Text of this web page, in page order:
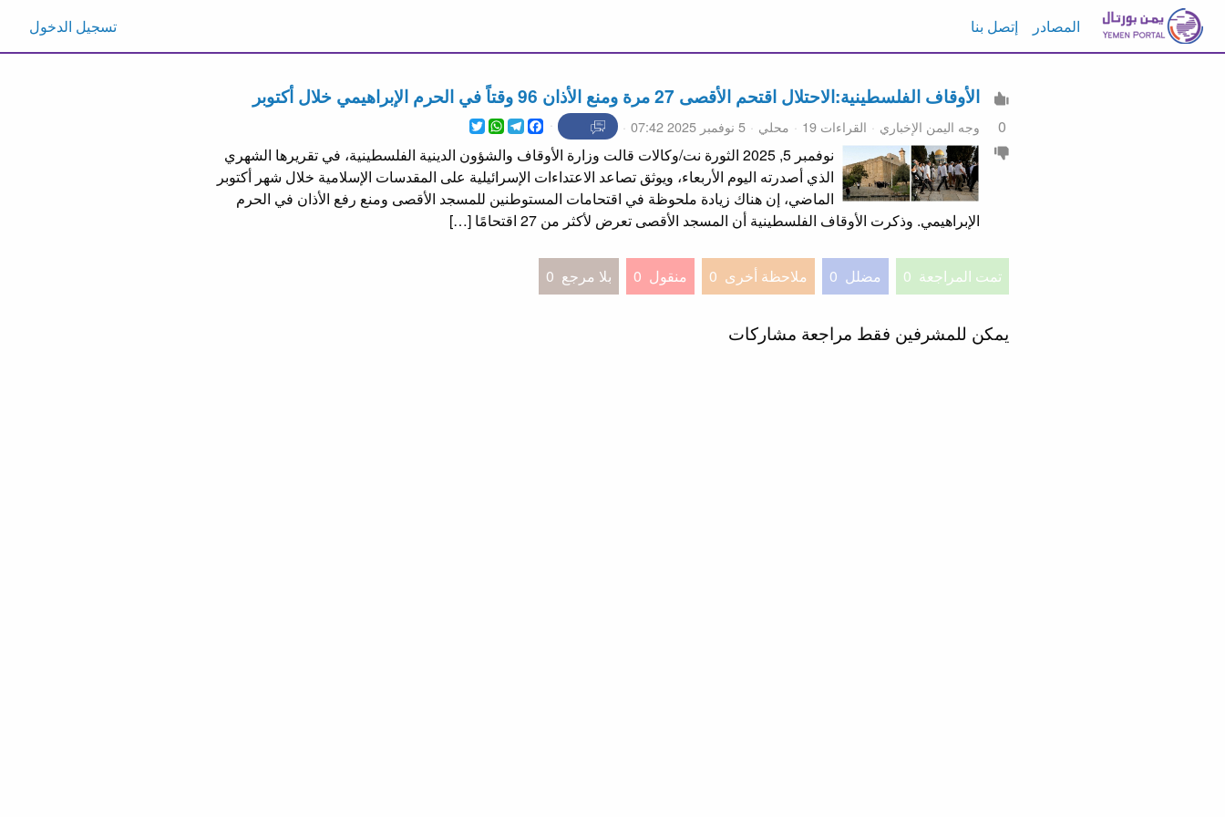
المصادر إتصل بنا تسجيل الدخول
0
الأوقاف الفلسطينية:الاحتلال اقتحم الأقصى 27 مرة ومنع الأذان 96 وقتاً في الحرم الإبراهيمي خلال أكتوبر
وجه اليمن الإخباري القراءات 19 محلي 5 نوفمبر 2025 07:42 Twitter
WhatsApp
Telegram
Facebook
نوفمبر 5, 2025 الثورة نت/وكالات قالت وزارة الأوقاف والشؤون الدينية الفلسطينية، في تقريرها الشهري
الذي أصدرته اليوم الأربعاء، ويوثق تصاعد الاعتداءات الإسرائيلية على المقدسات الإسلامية خلال شهر أكتوبر
الماضي، إن هناك زيادة ملحوظة في اقتحامات المستوطنين للمسجد الأقصى ومنع رفع الأذان في الحرم
الإبراهيمي. وذكرت الأوقاف الفلسطينية أن المسجد الأقصى تعرض لأكثر من 27 اقتحامًا […]
تمت المراجعة 0 مضلل 0 ملاحظة أخرى 0 منقول 0 بلا مرجع 0
يمكن للمشرفين فقط مراجعة مشاركات